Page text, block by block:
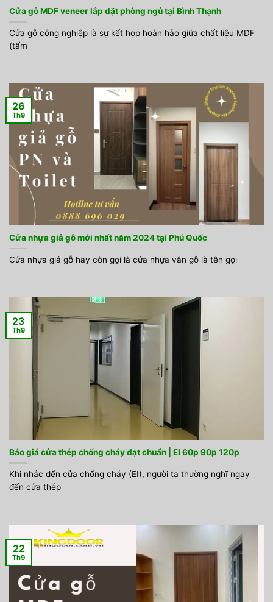
Cửa gỗ MDF veneer lắp đặt phòng ngủ tại Bình Thạnh
Cửa gỗ công nghiệp là sự kết hợp hoàn hảo giữa chất liệu MDF
(tấm
Cửa nhựa giả gỗ mới nhất năm 2024 tại Phú Quốc
Cửa nhựa giả gỗ hay còn gọi là cửa nhựa vân gỗ là tên gọi
26
Th9
Báo giá cửa thép chống cháy đạt chuẩn | EI 60p 90p 120p
Khi nhắc đến cửa chống cháy (EI), người ta thường nghĩ ngay
đến cửa thép
23
Th9
22
Th9